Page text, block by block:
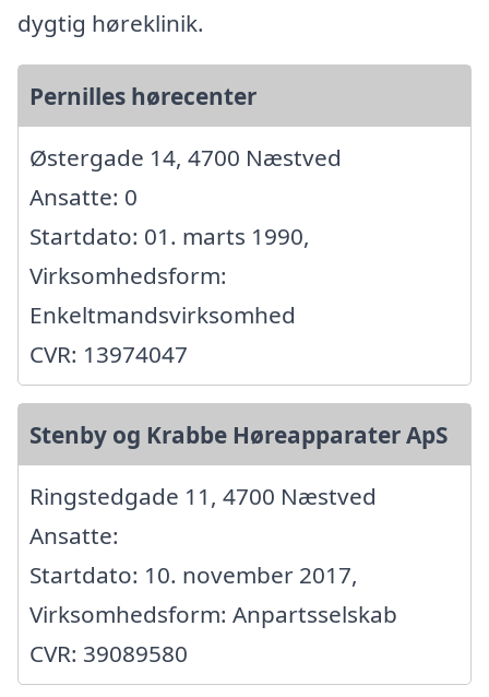
dygtig høreklinik.
Pernilles hørecenter
Østergade 14, 4700 Næstved
Ansatte: 0
Startdato: 01. marts 1990,
Virksomhedsform:
Enkeltmandsvirksomhed
CVR: 13974047
Stenby og Krabbe Høreapparater ApS
Ringstedgade 11, 4700 Næstved
Ansatte:
Startdato: 10. november 2017,
Virksomhedsform: Anpartsselskab
CVR: 39089580